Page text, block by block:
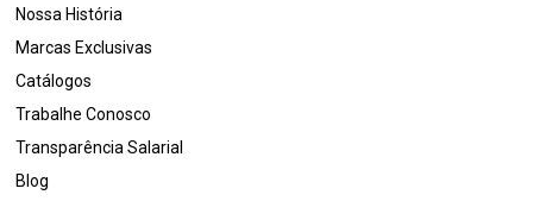
Nossa História
Marcas Exclusivas
Catálogos
Trabalhe Conosco
Transparência Salarial
Blog